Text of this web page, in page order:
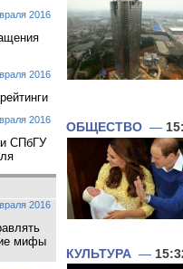
2016
2016
2016
СПбГУ
2016
мифы
ОБЩЕСТВО —
КУЛЬТУРА —